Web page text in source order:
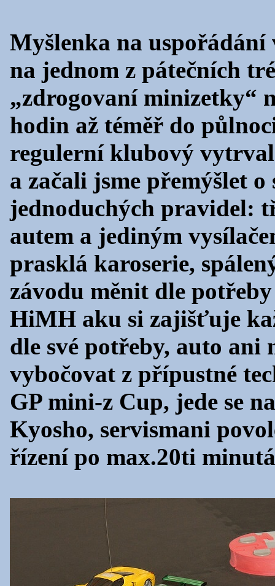
Myšlenka na
na jednom z pátečních
„zdrogovaní minizetky“
hodin až téměř do
regulerní klubový
a začali jsme přemýšlet
jednoduchých pravidel:
autem a jediným
prasklá karoserie,
závodu měnit dle
HiMH aku si zajišťuje
dle své potřeby, auto
vybočovat z přípustné
GP mini-z Cup, jede se
Kyosho, servismani
řízení po max.20ti